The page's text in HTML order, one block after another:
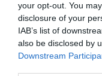
your opt-out. You
disclosure of your
IAB’s list of
also be disclosed by
Downstream
Ci-après la liste
s’applique la